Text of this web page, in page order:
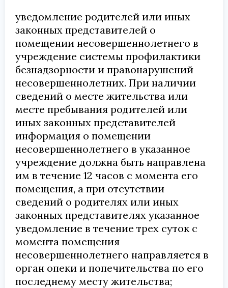
уведомление родителей или иных
законных представителей о
помещении несовершеннолетнего в
учреждение системы профилактики
безнадзорности и правонарушений
несовершеннолетних. При наличии
сведений о месте жительства или
месте пребывания родителей или
иных законных представителей
информация о помещении
несовершеннолетнего в указанное
учреждение должна быть направлена
им в течение 12 часов с момента его
помещения, а при отсутствии
сведений о родителях или иных
законных представителях указанное
уведомление в течение трех суток с
момента помещения
несовершеннолетнего направляется в
орган опеки и попечительства по его
последнему месту жительства;